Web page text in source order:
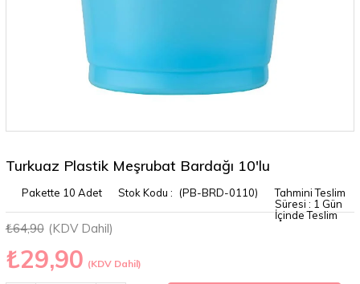
Turkuaz Plastik Meşrubat Bardağı 10'lu
(PB-BRD-0110)
₺64,90 (KDV Dahil)
₺29,90 (KDV Dahil)
Tahmini Teslim
Süresi : 1 Gün
İçinde Teslim
Pakette 10 Adet